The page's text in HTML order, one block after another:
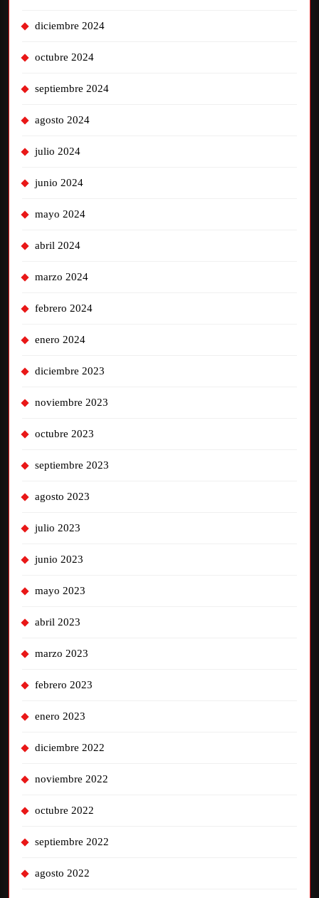
diciembre 2024
octubre 2024
septiembre 2024
agosto 2024
julio 2024
junio 2024
mayo 2024
abril 2024
marzo 2024
febrero 2024
enero 2024
diciembre 2023
noviembre 2023
octubre 2023
septiembre 2023
agosto 2023
julio 2023
junio 2023
mayo 2023
abril 2023
marzo 2023
febrero 2023
enero 2023
diciembre 2022
noviembre 2022
octubre 2022
septiembre 2022
agosto 2022